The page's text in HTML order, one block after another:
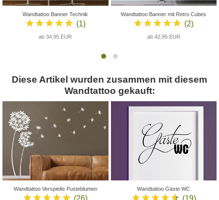
Wandtattoo Banner Technik
★★★★★ (1)
ab 34,95 EUR
Wandtattoo Banner mit Retro Cubes
★★★★★ (2)
ab 42,95 EUR
Diese Artikel wurden zusammen mit diesem
Wandtattoo gekauft:
Wandtattoo Verspielte Pusteblumen
★★★★★
Wandtattoo Gäste WC
★★★★★